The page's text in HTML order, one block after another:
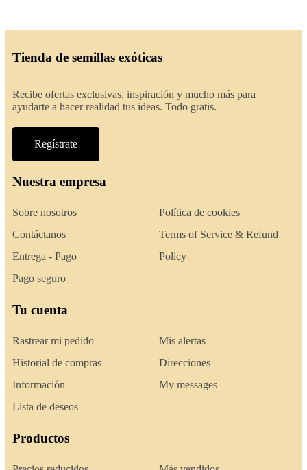
Tienda de semillas exóticas
Recibe ofertas exclusivas, inspiración y mucho más para
ayudarte a hacer realidad tus ideas. Todo gratis.
Regístrate
Nuestra empresa
Sobre nosotros
Contáctanos
Entrega - Pago
Pago seguro
Política de cookies
Terms of Service & Refund
Policy
Tu cuenta
Rastrear mi pedido
Historial de compras
Información
Lista de deseos
Mis alertas
Direcciones
My messages
Productos